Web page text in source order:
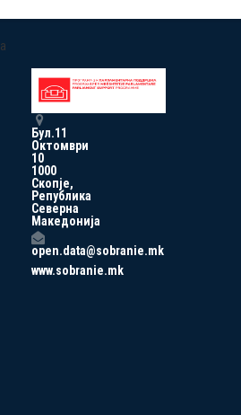
a
Бул.11
Октомври
10
1000
Скопје,
Република
Северна
Македонија
open.data@sobranie.mk
www.sobranie.mk